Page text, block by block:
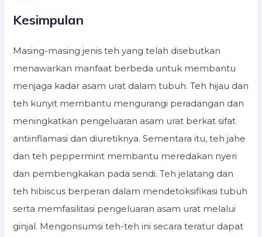
Kesimpulan
Masing-masing jenis teh yang telah disebutkan
menawarkan manfaat berbeda untuk membantu
menjaga kadar asam urat dalam tubuh. Teh hijau dan
teh kunyit membantu mengurangi peradangan dan
meningkatkan pengeluaran asam urat berkat sifat
antiinflamasi dan diuretiknya. Sementara itu, teh jahe
dan teh peppermint membantu meredakan nyeri
dan pembengkakan pada sendi. Teh jelatang dan
teh hibiscus berperan dalam mendetoksifikasi tubuh
serta memfasilitasi pengeluaran asam urat melalui
ginjal. Mengonsumsi teh-teh ini secara teratur dapat